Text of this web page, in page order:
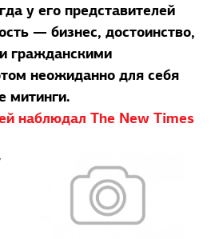
у его представителей
— бизнес, достоинство,
гражданскими
неожиданно для себя
митинги.
наблюдал The New Times